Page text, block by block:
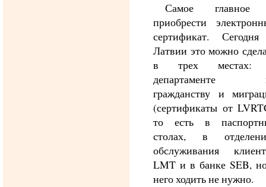
Самое
приобрести
сертификат.
Латвии это можно
в трех
департаменте
гражданству и
(сертификаты от
то есть в
столах, в
обслуживания
LMT и в банке SEB,
него ходить не нужно.